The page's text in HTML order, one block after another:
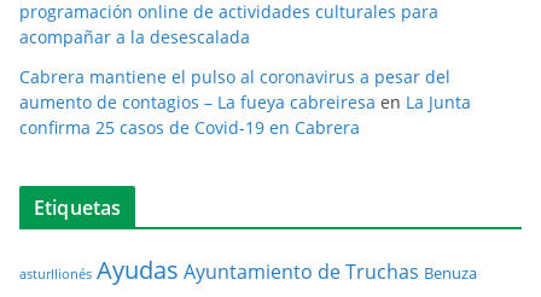
programación online de actividades culturales para
acompañar a la desescalada
Cabrera mantiene el pulso al coronavirus a pesar del
aumento de contagios – La fueya cabreiresa en La Junta
confirma 25 casos de Covid-19 en Cabrera
Etiquetas
asturllionés Ayudas Ayuntamiento de Truchas Benuza